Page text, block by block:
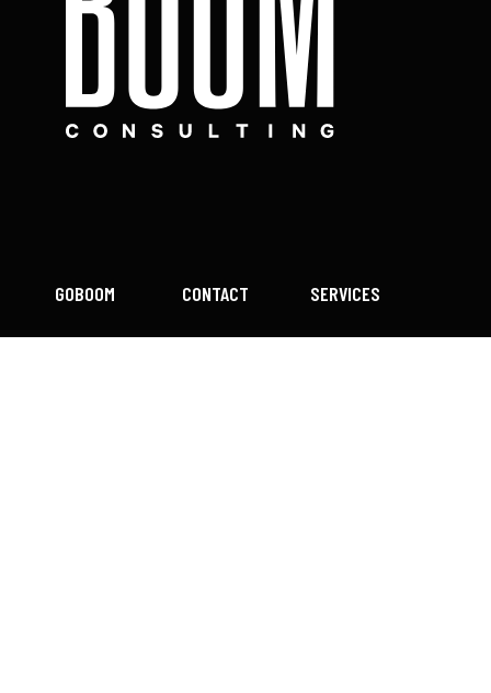
GOBOOM CONTACT SERVICES